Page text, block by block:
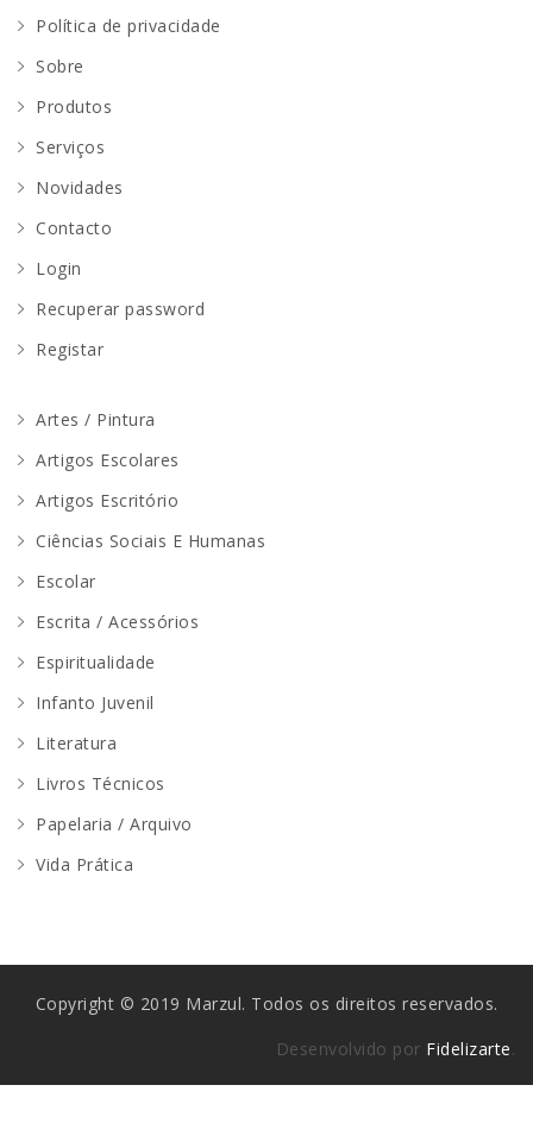
Política de privacidade
Sobre
Produtos
Serviços
Novidades
Contacto
Login
Recuperar password
Registar
Artes / Pintura
Artigos Escolares
Artigos Escritório
Ciências Sociais E Humanas
Escolar
Escrita / Acessórios
Espiritualidade
Infanto Juvenil
Literatura
Livros Técnicos
Papelaria / Arquivo
Vida Prática
Copyright © 2019 Marzul. Todos os direitos reservados.
Desenvolvido por Fidelizarte.